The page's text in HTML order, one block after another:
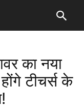
का नया
टीचर्स के